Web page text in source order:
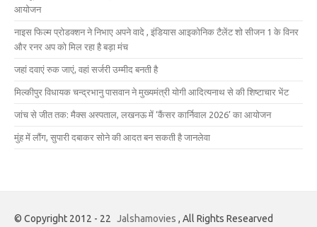
आयोजन
नाइस फिल्म प्रोडक्शन ने निभाए अपने वादे , इंडियास आइकोनिक टैलेंट शो सीजन 1 के विनर
और रनर अप को मिल रहा है बड़ा मंच
जहां दवाएं रुक जाएं, वहां सर्जरी उम्मीद बनती है
मिल्कीपुर विधायक चन्द्रभानु पासवान ने मुख्यमंत्री योगी आदित्यनाथ से की शिष्टाचार भेंट
जांच से जीत तक: मैक्स अस्पताल, लखनऊ में ‘कैंसर कार्निवाल 2026’ का आयोजन
मुंह में लौंग, सुपारी दबाकर सोने की आदत बन सकती है जानलेवा
© Copyright 2012 - 22 Jalshamovies , All Rights Researved